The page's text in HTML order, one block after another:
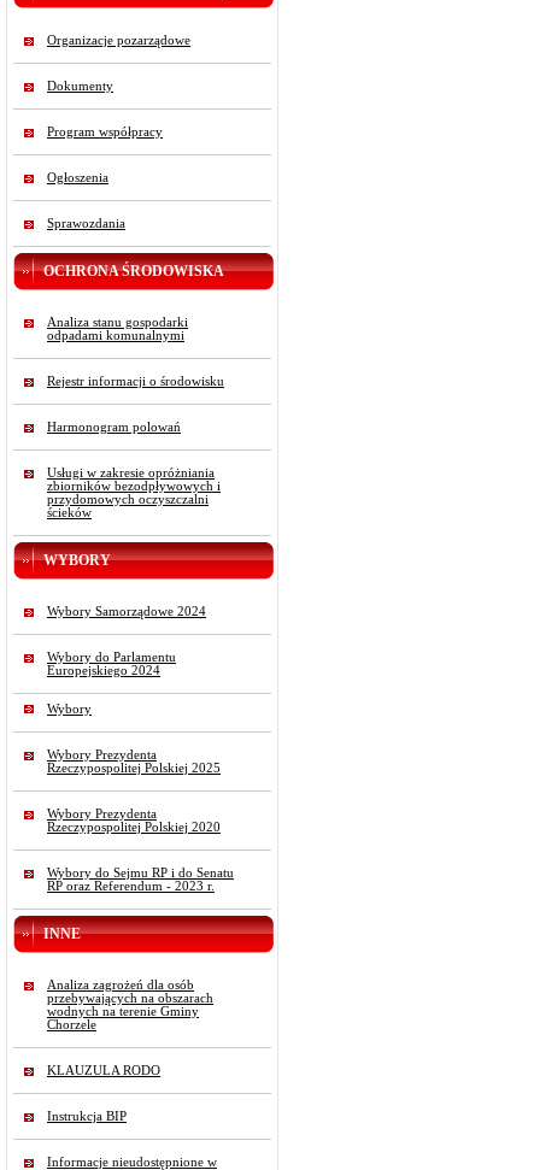
Organizacje pozarządowe
Dokumenty
Program współpracy
Ogłoszenia
Sprawozdania
OCHRONA ŚRODOWISKA
Analiza stanu gospodarki
odpadami komunalnymi
Rejestr informacji o środowisku
Harmonogram polowań
Usługi w zakresie opróżniania
zbiorników bezodpływowych i
przydomowych oczyszczalni
ścieków
WYBORY
Wybory Samorządowe 2024
Wybory do Parlamentu
Europejskiego 2024
Wybory
Wybory Prezydenta
Rzeczypospolitej Polskiej 2025
Wybory Prezydenta
Rzeczypospolitej Polskiej 2020
Wybory do Sejmu RP i do Senatu
RP oraz Referendum - 2023 r.
INNE
Analiza zagrożeń dla osób
przebywających na obszarach
wodnych na terenie Gminy
Chorzele
KLAUZULA RODO
Instrukcja BIP
Informacje nieudostępnione w